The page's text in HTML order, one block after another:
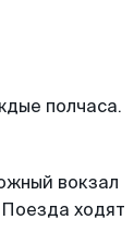
полчаса.
вокзал
ходят